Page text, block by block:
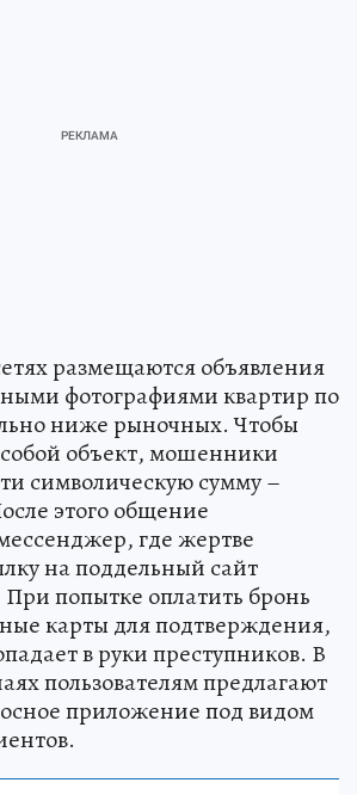
размещаются объявления
фотографиями квартир по
ниже рыночных. Чтобы
собой объект, мошенники
символическую сумму –
этого общение
где жертве
на поддельный сайт
попытке оплатить бронь
карты для подтверждения,
в руки преступников. В
пользователям предлагают
приложение под видом